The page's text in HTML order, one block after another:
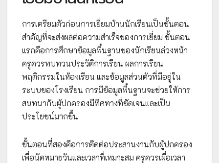
การเตรียมตัวก่อนการเยี่ยมบ้านนักเรียนเป็นขั้นตอน
สำคัญที่จะส่งผลต่อความสำเร็จของการเยี่ยม ขั้นตอน
แรกคือการศึกษาข้อมูลพื้นฐานของนักเรียนล่วงหน้า
ครูควรทบทวนประวัติการเรียน ผลการเรียน
พฤติกรรมในห้องเรียน และข้อมูลส่วนตัวที่มีอยู่ใน
ระบบของโรงเรียน การมีข้อมูลพื้นฐานจะช่วยให้การ
สนทนากับผู้ปกครองมีทิศทางที่ชัดเจนและเป็น
ประโยชน์มากขึ้น
ขั้นตอนที่สองคือการติดต่อประสานงานกับผู้ปกครอง
เพื่อนัดหมายวันและเวลาที่เหมาะสม ครูควรเผื่อเวลา